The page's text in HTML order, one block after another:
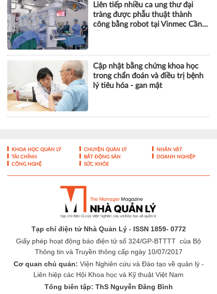
Liên tiếp nhiều ca ung thư đại
tràng được phẫu thuật thành
công bằng robot tại Vinmec Cần
Cập nhật bằng chứng khoa học
trong chẩn đoán và điều trị bệnh
lý tiêu hóa - gan mật
KHOA HỌC QUẢN LÝ CHUYỆN QUẢN LÝ
NHÂN VẬT
TÀI CHÍNH
BẤT ĐỘNG SẢN
DOANH NGHIỆP
CÔNG NGHỆ
SỨC KHỎE
Tạp chí điện tử Nhà Quản Lý - ISSN 1859- 0772
Giấy phép hoạt động báo điện tử số 324/GP-BTTTT của Bộ
Thông tin và Truyền thông cấp ngày 10/07/2017
Cơ quan chủ quản: Viện Nghiên cứu và Đào tạo về quản lý -
Liên hiệp các Hội Khoa học và Kỹ thuật Việt Nam
Tổng biên tập: ThS Nguyễn Đăng Bình